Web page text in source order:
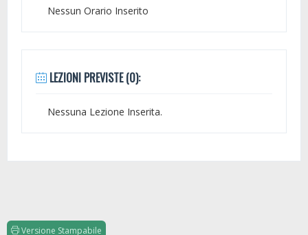
Nessun Orario Inserito
LEZIONI PREVISTE (0):
Nessuna Lezione Inserita.
Versione Stampabile